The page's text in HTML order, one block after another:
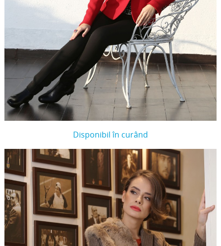
Disponibil în curând